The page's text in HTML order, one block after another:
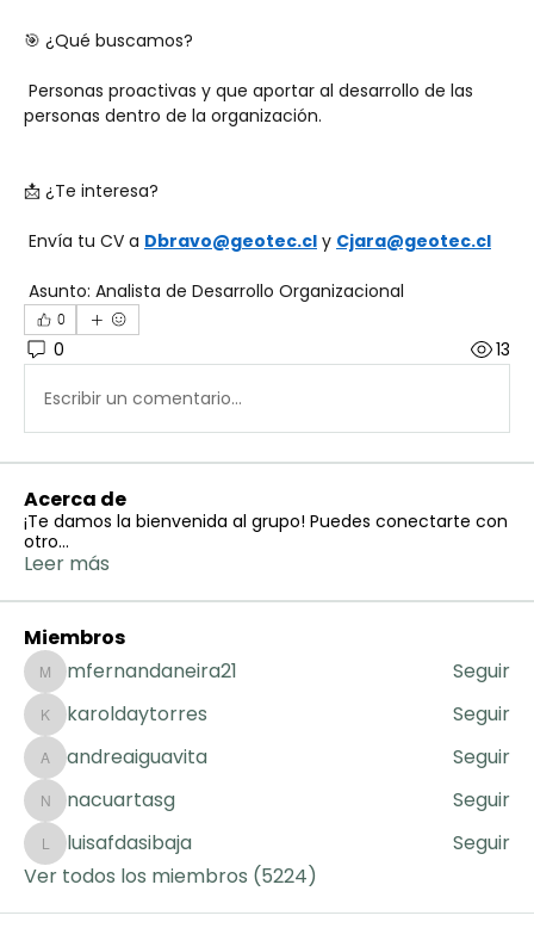
🎯 ¿Qué buscamos?
Personas proactivas y que aportar al desarrollo de las
personas dentro de la organización.
📩 ¿Te interesa?
Envía tu CV a Dbravo@geotec.cl y Cjara@geotec.cl
Asunto: Analista de Desarrollo Organizacional
0
0 13
Escribir un comentario...
Acerca de
¡Te damos la bienvenida al grupo! Puedes conectarte con
otro...
Leer más
Miembros
mfernandaneira21
mfernandaneira21 Seguir
karoldaytorres
karoldaytorres Seguir
andreaiguavita
andreaiguavita Seguir
nacuartasg
nacuartasg Seguir
luisafdasibaja
luisafdasibaja
Seguir
Ver todos los miembros (5224)